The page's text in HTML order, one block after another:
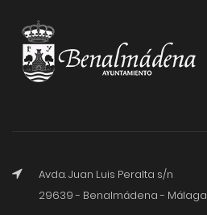
Avda. Juan Luis Peralta s/n
29639 - Benalmádena - Málaga